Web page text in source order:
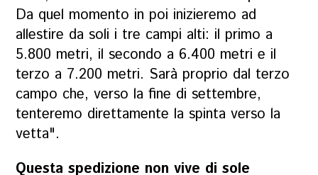
Da quel momento in poi inizieremo ad
allestire da soli i tre campi alti: il primo a
5.800 metri, il secondo a 6.400 metri e il
terzo a 7.200 metri. Sarà proprio dal terzo
campo che, verso la fine di settembre,
tenteremo direttamente la spinta verso la
vetta".
Questa spedizione non vive di sole